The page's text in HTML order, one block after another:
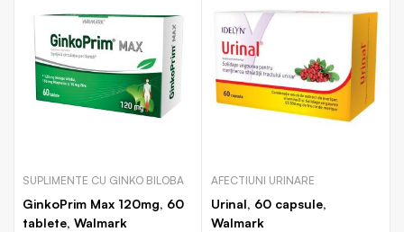
SUPLIMENTE CU GINKO BILOBA
GinkoPrim Max 120mg, 60
tablete, Walmark
AFECTIUNI URINARE
Urinal, 60 capsule,
Walmark